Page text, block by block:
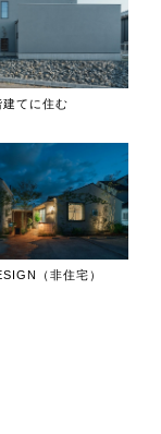
建てに住む
（非住宅）